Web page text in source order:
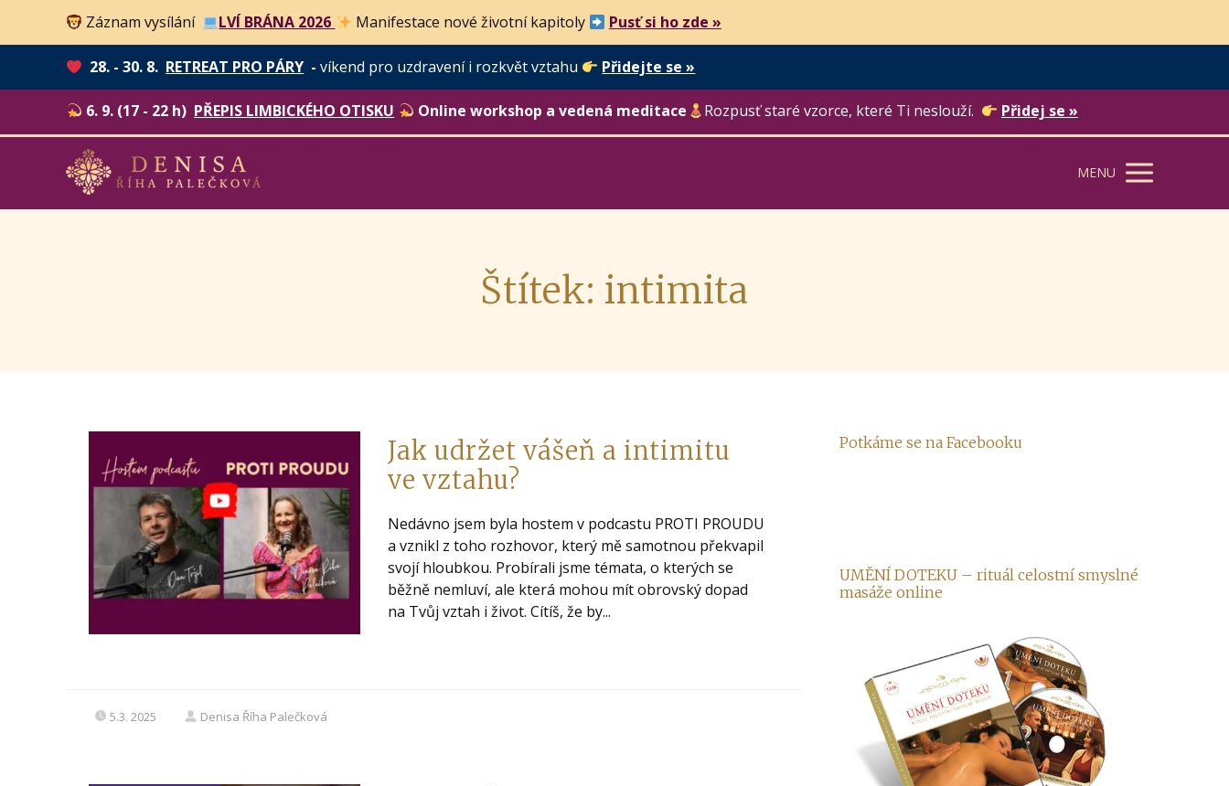
Záznam vysílání LVÍ BRÁNA 2026 Manifestace nové životní kapitoly Pusť si ho zde »
28. - 30. 8. RETREAT PRO PÁRY -víkend pro uzdravení i rozkvět vztahu Přidejte se »
6. 9. (17 - 22 h) PŘEPIS LIMBICKÉHO OTISKU Online workshop a vedená meditace Rozpusť staré vzorce, které Ti neslouží. Přidej se »
MENU
Štítek: intimita
Jak udržet vášeň a intimitu
ve vztahu?
Nedávno jsem byla hostem v podcastu PROTI PROUDU
a vznikl z toho rozhovor, který mě samotnou překvapil
svojí hloubkou. Probírali jsme témata, o kterých se
běžně nemluví, ale která mohou mít obrovský dopad
na Tvůj vztah i život. Cítíš, že by...
5.3. 2025 Denisa Říha Palečková
Potkáme se na Facebooku
UMĚNÍ DOTEKU – rituál celostní smyslné
masáže online